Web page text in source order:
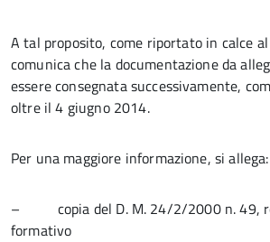
A tal proposito, come riportato in calce
comunica che la documentazione da
essere consegnata successivamente,
oltre il 4 giugno 2014.
Per una maggiore informazione, si allega:
– copia del D. M. 24/2/2000 n. 49,
formativo